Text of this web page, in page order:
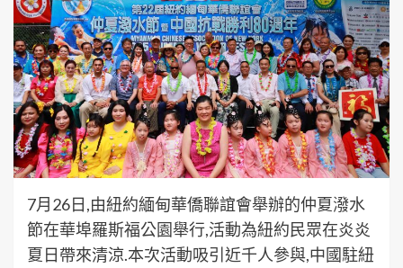
7月26日,由紐約緬甸華僑聯誼會舉辦的仲夏潑水
節在華埠羅斯福公園舉行,活動為紐約民眾在炎炎
夏日帶來清涼.本次活動吸引近千人參與,中國駐紐